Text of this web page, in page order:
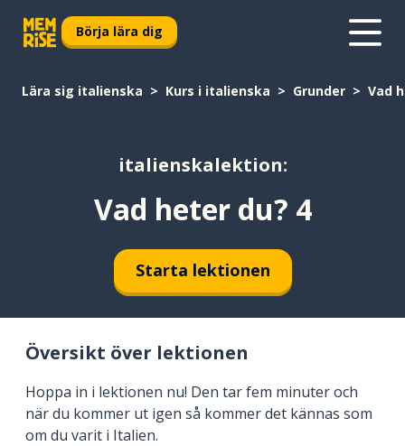
Börja lära dig
Lära sig italienska Kurs i italienska Grunder Vad
italienskalektion:
Vad heter du? 4
Starta lektionen
Översikt över lektionen
Hoppa in i lektionen nu! Den tar fem minuter och
när du kommer ut igen så kommer det kännas som
om du varit i Italien.